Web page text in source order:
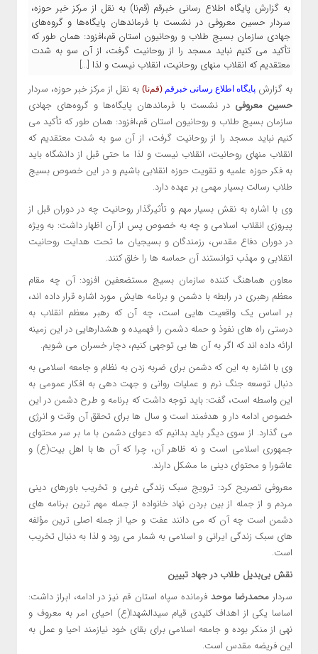
به گزارش پایگاه اطلاع رسانی خبرقم (قم‌نا) به نقل از مرکز خبر حوزه،
سردار حسین معروفی در نشست با فرماندهان پایگاه‌ها و گروه‌های
جهادی سازمان بسیج طلاب و روحانیون استان قم،افزود: همان طور که
تأکید می کنیم نباید مسجد را از روحانیت گرفت، از آن سو به شدت
معتقدیم که انقلاب منهای روحانیت، انقلاب نیست و لذا […]
به گزارش پایگاه اطلاع رسانی خبرقم (قم‌نا) به نقل از مرکز خبر حوزه، سردار
حسین معروفیدر نشست با فرماندهان پایگاه‌ها و گروه‌های جهادی
سازمان بسیج طلاب و روحانیون استان قم،افزود: همان طور که تأکید می
کنیم نباید مسجد را از روحانیت گرفت، از آن سو به شدت معتقدیم که
انقلاب منهای روحانیت، انقلاب نیست و لذا ما حتی قبل از دانشگاه باید
به فکر حوزه علمیه و تقویت حوزه انقلابی باشیم و در این خصوص بسیج
طلاب رسالت بسیار مهمی بر عهده دارد.
وی با اشاره به نقش بسیار مهم و تأثیرگذار روحانیت چه در دوران قبل از
پیروزی انقلاب اسلامی و چه به خصوص پس از آن اظهار داشت: به ویژه
در دوران دفاع مقدس، رزمندگان و بسیجیان ما تحت هدایت روحانیت
انقلابی و مهذب توانستند آن حماسه ها را خلق کنند.
معاون هماهنگ کننده سازمان بسیج مستضعفین افزود: آن چه مقام
معظم رهبری در رابطه با دشمن و برنامه هایش مورد اشاره قرار داده اند،
بر اساس یک واقعیت هایی است، چه آن که رهبر معظم انقلاب به
درستی راه های نفوذ و حمله دشمن را فهمیده و هشدارهایی در این زمینه
ارائه داده اند که اگر به آن ها بی توجهی کنیم، دچار خسران می شویم.
وی با اشاره به این که دشمن برای ضربه زدن به نظام و جامعه اسلامی به
دنبال توسعه جنگ نرم و عملیات روانی و جهت دهی به افکار عمومی به
این واسطه است، گفت: باید توجه داشت که برنامه و طرح دشمن در این
خصوص ادامه دار و هدفمند است و سال ها برای تحقق آن وقت و انرژی
می گذارد. از سوی دیگر باید بدانیم که دعوای دشمن با ما بر سر محتوای
جمهوری اسلامی است و نه ظاهر آن، چرا که آن ها با اهل بیت(ع) و
عاشورا و محتوای دینی ما مشکل دارند.
معروفی تصریح کرد: ترویج سبک زندگی غربی و تخریب باورهای دینی
مردم و از جمله از بین بردن نهاد خانواده از جمله مهم ترین برنامه های
دشمن است چه آن که می دانند عفت و حیا از جمله اصلی ترین مؤلفه
های سبک زندگی ایرانی و اسلامی به شمار می رود و لذا به دنبال تخریب
است.
نقش بی‌بدیل طلاب در جهاد تبیین
سردار محمدرضا موحد فرمانده سپاه استان قم نیز در ادامه، ابراز داشت:
اساسا یکی از اهداف کلیدی قیام سیدالشهدا(ع) احیای امر به معروف و
نهی از منکر بوده و جامعه اسلامی برای بقای خود نیازمند احیا و عمل به
این فریضه مقدس است.